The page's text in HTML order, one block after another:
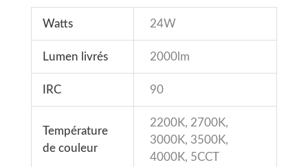
Watts 24W
Lumen livrés 2000lm
IRC 90
Température
de couleur
2200K, 2700K,
3000K, 3500K,
4000K, 5CCT